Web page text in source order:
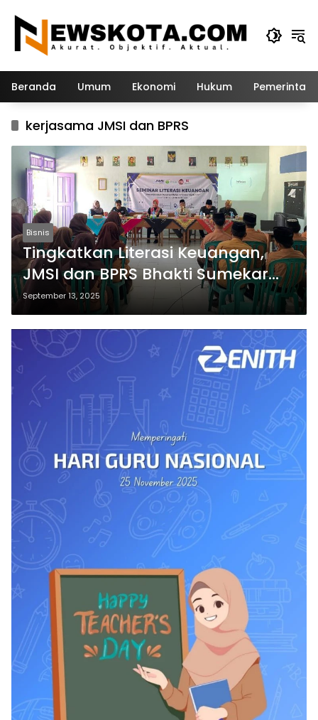
konten
Beranda Umum Ekonomi Hukum
kerjasama JMSI dan BPRS
Bisnis
Tingkatkan Literasi Keuangan,
JMSI dan BPRS Bhakti Sumekar
Beri Buku Tabungan Gratis untuk
Pelajar
September 13, 2025